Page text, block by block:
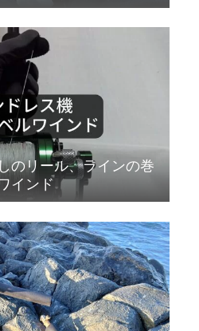
のリール、ラインの巻
インド